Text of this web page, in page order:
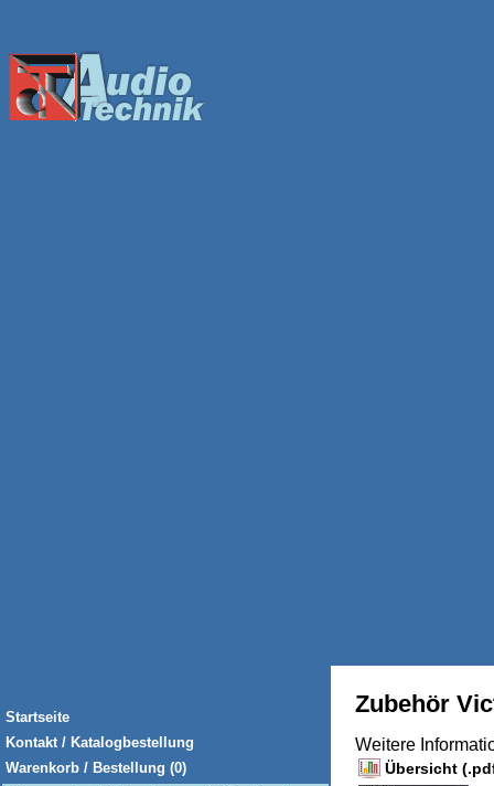
Startseite
Kontakt / Katalogbestellung
Warenkorb / Bestellung (0)
Zubehör
Weitere
Übersicht